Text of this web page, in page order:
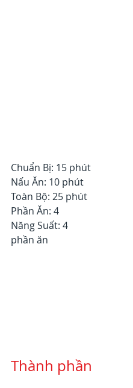
Chuẩn Bị: 15 phút
Nấu Ăn: 10 phút
Toàn Bộ: 25 phút
Phần Ăn: 4
Năng Suất: 4
phần ăn
Thành phần